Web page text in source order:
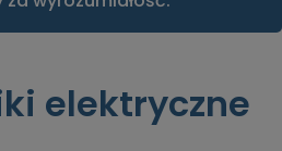
elektryczne